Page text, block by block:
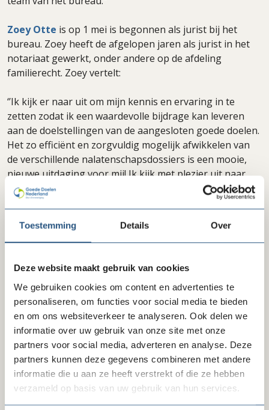
Toestemming Details Over
Deze website maakt gebruik van cookies
We gebruiken cookies om content en advertenties te
personaliseren, om functies voor social media te bieden
en om ons websiteverkeer te analyseren. Ook delen we
informatie over uw gebruik van onze site met onze
partners voor social media, adverteren en analyse. Deze
partners kunnen deze gegevens combineren met andere
informatie die u aan ze heeft verstrekt of die ze hebben
verzameld op basis van uw gebruik van hun services.
Zoey Otte is op 1 mei is begonnen als jurist bij het
bureau. Zoey heeft de afgelopen jaren als jurist in het
notariaat gewerkt, onder andere op de afdeling
familierecht. Zoey vertelt:
‘’Ik kijk er naar uit om mijn kennis en ervaring in te
zetten zodat ik een waardevolle bijdrage kan leveren
aan de doelstellingen van de aangesloten goede doelen.
Het zo efficiënt en zorgvuldig mogelijk afwikkelen van
de verschillende nalatenschapsdossiers is een mooie,
nieuwe uitdaging voor mij! Ik kijk met plezier uit naar
het samenwerken met de nieuwe collega’s.’’
Delen via LinkedIn
Delen via Facebook
Laatste ledenberichten